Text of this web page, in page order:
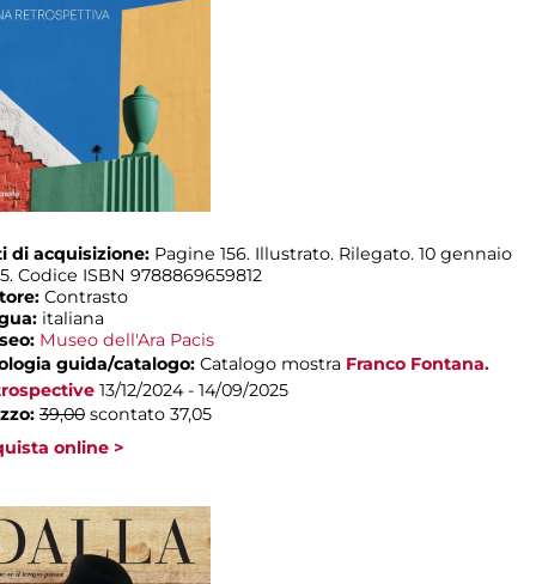
di acquisizione: Pagine 156. Illustrato. Rilegato. 10 gennaio
Codice ISBN 9788869659812
Contrasto
italiana
Museo dell'Ara Pacis
guida/catalogo: Catalogo mostra Franco Fontana.
13/12/2024 - 14/09/2025
39,00 scontato 37,05
online >